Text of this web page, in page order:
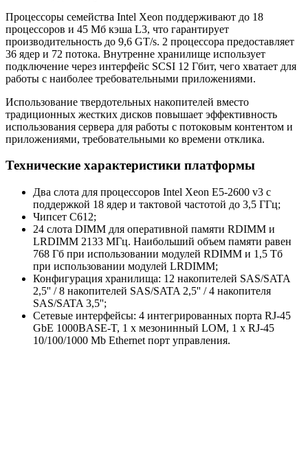
Процессоры семейства Intel Xeon поддерживают до 18
процессоров и 45 Мб кэша L3, что гарантирует
производительность до 9,6 GT/s. 2 процессора предоставляет
36 ядер и 72 потока. Внутренне хранилище использует
подключение через интерфейс SCSI 12 Гбит, чего хватает для
работы с наиболее требовательными приложениями.
Использование твердотельных накопителей вместо
традиционных жестких дисков повышает эффективность
использования сервера для работы с потоковым контентом и
приложениями, требовательными ко времени отклика.
Технические характеристики платформы
Два слота для процессоров Intel Xeon E5-2600 v3 с
поддержкой 18 ядер и тактовой частотой до 3,5 ГГц;
Чипсет C612;
24 слота DIMM для оперативной памяти RDIMM и
LRDIMM 2133 МГц. Наибольший объем памяти равен
768 Гб при использовании модулей RDIMM и 1,5 Тб
при использовании модулей LRDIMM;
Конфигурация хранилища: 12 накопителей SAS/SATA
2,5'' / 8 накопителей SAS/SATA 2,5'' / 4 накопителя
SAS/SATA 3,5'';
Сетевые интерфейсы: 4 интегрированных порта RJ-45
GbE 1000BASE-T, 1 х мезонинный LOM, 1 х RJ-45
10/100/1000 Mb Ethernet порт управления.